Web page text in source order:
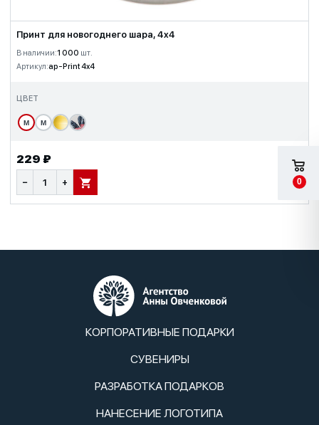
Принт для новогоднего шара, 4x4
В наличии:1 000 шт.
Артикул:ap-Print 4x4
ЦВЕТ
М М
229 ₽
− + В КОРЗИНУ
КОРПОРАТИВНЫЕ ПОДАРКИ
СУВЕНИРЫ
РАЗРАБОТКА ПОДАРКОВ
НАНЕСЕНИЕ ЛОГОТИПА
0